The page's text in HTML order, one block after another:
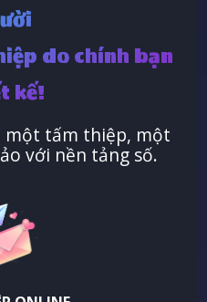
do chính bạn
kế!
một tấm thiệp, một
với nền tảng số.